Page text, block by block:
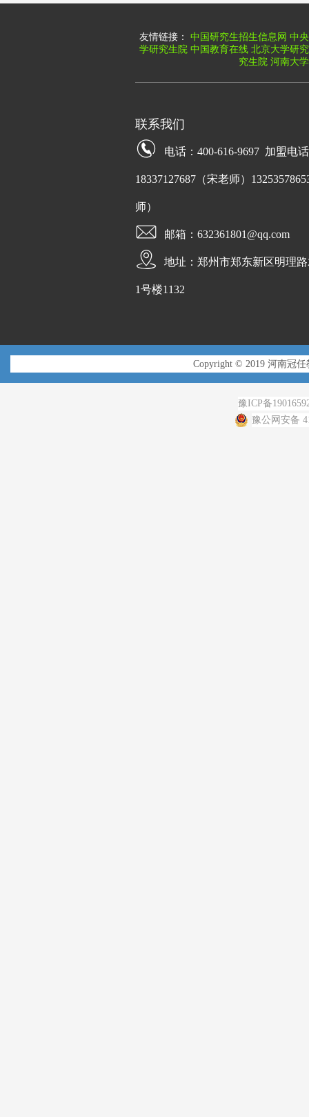
友情链接： 中国研究生招生信息网 中
学研究生院 中国教育在线 北京大学研
究生院 河南大
联系我们
电话：400-616-9697 加盟电
18337127687（宋老师）
师）
邮箱：632361801@qq.com
地址：郑州市郑东新区明理
1号楼1132
Copyright © 2019 河南冠任
豫ICP备
豫公网安备